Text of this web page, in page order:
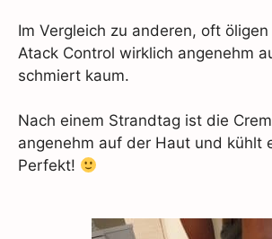
Im Vergleich zu anderen, oft
Atack Control wirklich angenehm
schmiert kaum.
Nach einem Strandtag ist die
angenehm auf der Haut und kühlt
Perfekt!